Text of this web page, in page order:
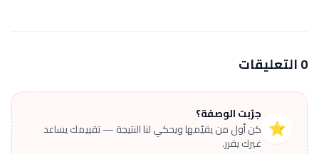
0 التعليقات
⭐
جرّبت الوصفة؟
كن أول من يقيّمها ويحكي لنا النتيجة — تقييمك يساعد
غيرك يقرر.